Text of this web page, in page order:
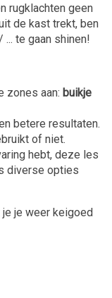
rugklachten geen
de kast trekt, ben
te gaan shinen!
zones aan: buikje
betere resultaten.
of niet.
hebt, deze les
diverse opties
je weer keigoed